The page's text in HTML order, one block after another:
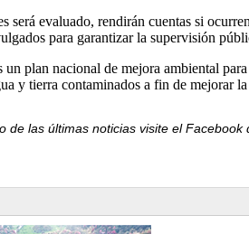
será evaluado, rendirán cuentas si
para garantizar la supervisión
un plan nacional de mejora ambiental
y tierra contaminados a fin de mejorar
de las últimas noticias visite el Facebook